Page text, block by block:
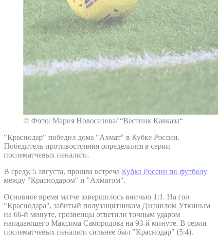
© Фото: Мария Новоселова/ “Вестник Кавказа“
"Краснодар" победил дома "Ахмат" в Кубке России.
Победитель противостояния определился в серии
послематчевых пенальти.
В среду, 5 августа, прошла встреча Кубка России по футболу
между "Краснодаром" и "Ахматом".
Основное время матче завершилось вничью 1:1. На гол
"Краснодара", забитый полузащитником Даниилом Уткиным
на 66-й минуте, грозненцы ответили точным ударом
нападающего Максима Самородова на 93-й минуте. В серии
послематчевых пенальти сильнее был "Краснодар" (5:4).